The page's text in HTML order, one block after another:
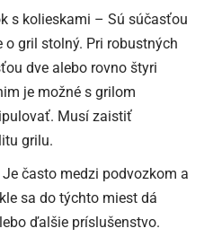
s kolieskami – Sú súčasťou
o gril stolný. Pri robustných
dve alebo rovno štyri
je možné s grilom
Musí zaistiť
grilu.
často medzi podvozkom a
sa do týchto miest dá
ďalšie príslušenstvo.